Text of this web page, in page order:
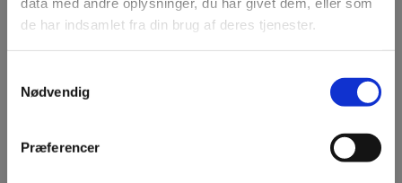
de har indsamlet fra din brug af deres tjenester.
Nødvendig
Præferencer
Siden midten af 90'erne har vi forsynet danske hjem